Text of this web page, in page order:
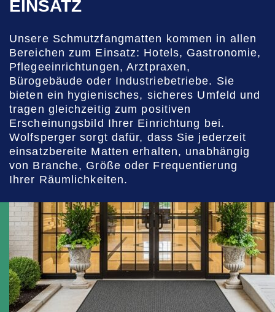
EINSATZ
Unsere Schmutzfangmatten kommen in allen
Bereichen zum Einsatz: Hotels, Gastronomie,
Pflegeeinrichtungen, Arztpraxen,
Bürogebäude oder Industriebetriebe. Sie
bieten ein hygienisches, sicheres Umfeld und
tragen gleichzeitig zum positiven
Erscheinungsbild Ihrer Einrichtung bei.
Wolfsperger sorgt dafür, dass Sie jederzeit
einsatzbereite Matten erhalten, unabhängig
von Branche, Größe oder Frequentierung
Ihrer Räumlichkeiten.